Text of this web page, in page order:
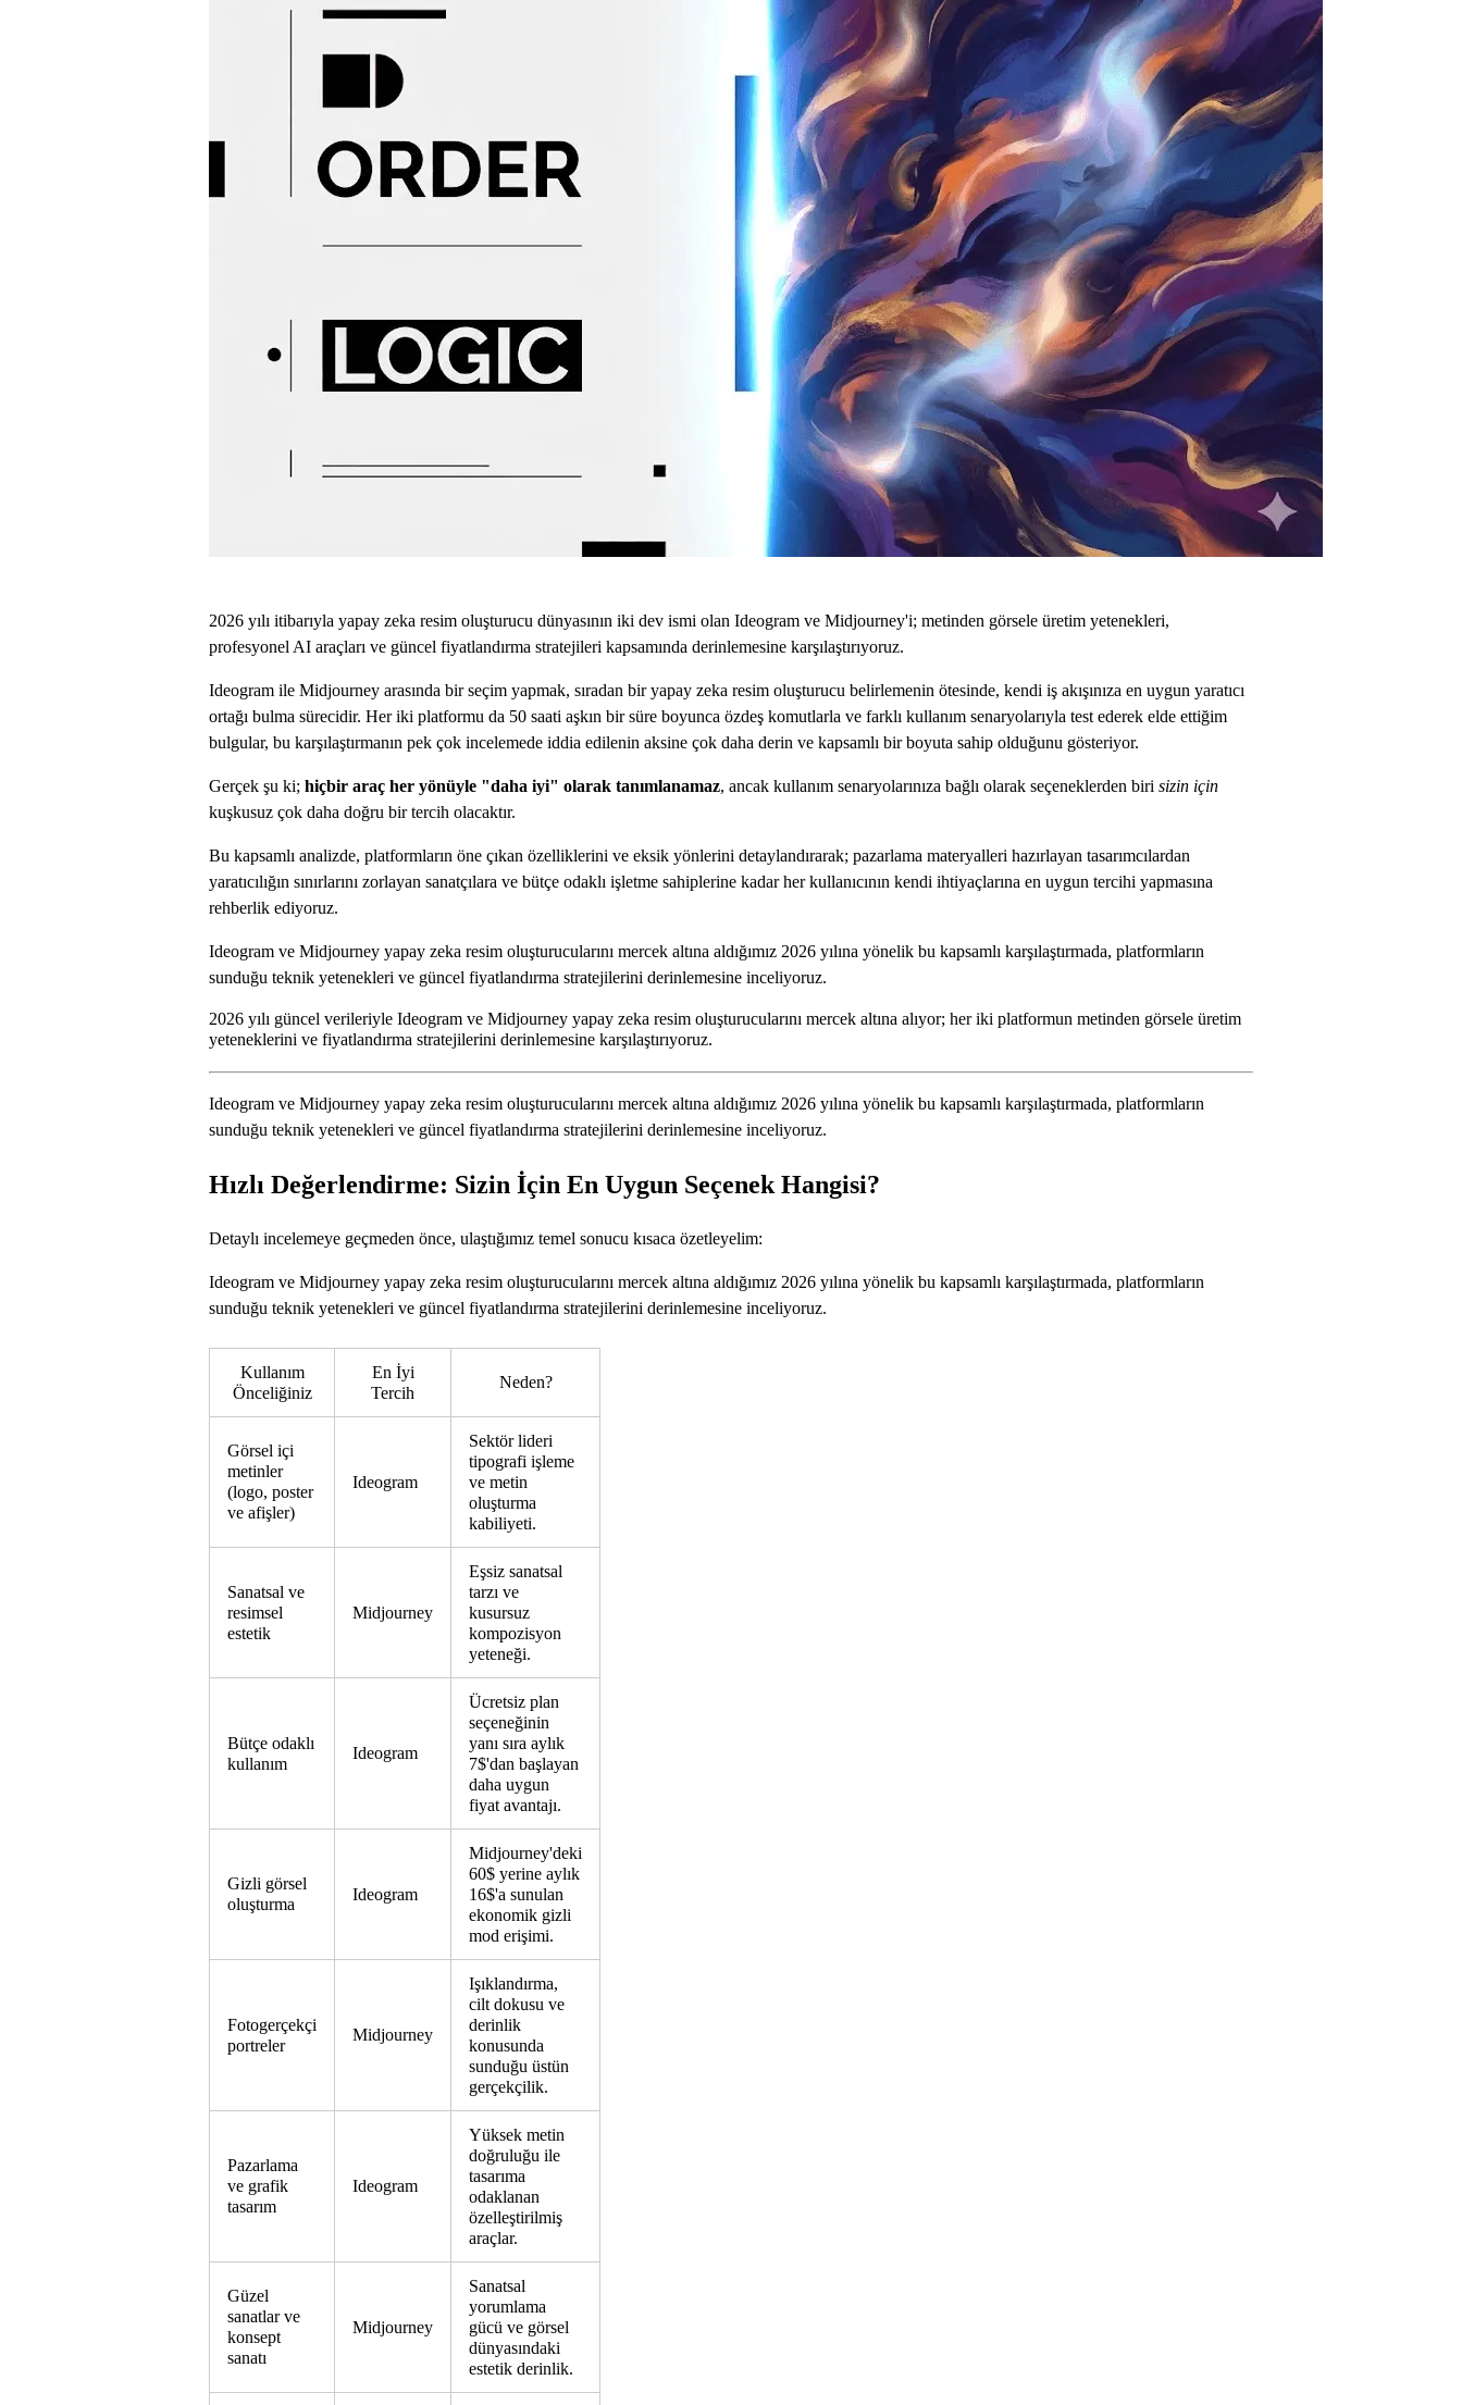
2026 yılı itibarıyla yapay zeka resim oluşturucu dünyasının iki dev ismi olan Ideogram ve Midjourney'i; metinden görsele üretim yetenekleri,
profesyonel AI araçları ve güncel fiyatlandırma stratejileri kapsamında derinlemesine karşılaştırıyoruz.
Ideogram ile Midjourney arasında bir seçim yapmak, sıradan bir yapay zeka resim oluşturucu belirlemenin ötesinde, kendi iş akışınıza en uygun yaratıcı
ortağı bulma sürecidir. Her iki platformu da 50 saati aşkın bir süre boyunca özdeş komutlarla ve farklı kullanım senaryolarıyla test ederek elde ettiğim
bulgular, bu karşılaştırmanın pek çok incelemede iddia edilenin aksine çok daha derin ve kapsamlı bir boyuta sahip olduğunu gösteriyor.
Gerçek şu ki; hiçbir araç her yönüyle "daha iyi" olarak tanımlanamaz, ancak kullanım senaryolarınıza bağlı olarak seçeneklerden biri sizin için
kuşkusuz çok daha doğru bir tercih olacaktır.
Bu kapsamlı analizde, platformların öne çıkan özelliklerini ve eksik yönlerini detaylandırarak; pazarlama materyalleri hazırlayan tasarımcılardan
yaratıcılığın sınırlarını zorlayan sanatçılara ve bütçe odaklı işletme sahiplerine kadar her kullanıcının kendi ihtiyaçlarına en uygun tercihi yapmasına
rehberlik ediyoruz.
Ideogram ve Midjourney yapay zeka resim oluşturucularını mercek altına aldığımız 2026 yılına yönelik bu kapsamlı karşılaştırmada, platformların
sunduğu teknik yetenekleri ve güncel fiyatlandırma stratejilerini derinlemesine inceliyoruz.
2026 yılı güncel verileriyle Ideogram ve Midjourney yapay zeka resim oluşturucularını mercek altına alıyor; her iki platformun metinden görsele üretim
yeteneklerini ve fiyatlandırma stratejilerini derinlemesine karşılaştırıyoruz.
Ideogram ve Midjourney yapay zeka resim oluşturucularını mercek altına aldığımız 2026 yılına yönelik bu kapsamlı karşılaştırmada, platformların
sunduğu teknik yetenekleri ve güncel fiyatlandırma stratejilerini derinlemesine inceliyoruz.
Hızlı Değerlendirme: Sizin İçin En Uygun Seçenek Hangisi?
Detaylı incelemeye geçmeden önce, ulaştığımız temel sonucu kısaca özetleyelim:
Ideogram ve Midjourney yapay zeka resim oluşturucularını mercek altına aldığımız 2026 yılına yönelik bu kapsamlı karşılaştırmada, platformların
sunduğu teknik yetenekleri ve güncel fiyatlandırma stratejilerini derinlemesine inceliyoruz.
Kullanım
Önceliğiniz
En İyi
Tercih
Neden?
Görsel içi
metinler
(logo, poster
ve afişler)
Ideogram
Sektör lideri
tipografi işleme
ve metin
oluşturma
kabiliyeti.
Sanatsal ve
resimsel
estetik
Midjourney
Eşsiz sanatsal
tarzı ve
kusursuz
kompozisyon
yeteneği.
Bütçe odaklı
kullanım
Ideogram
Ücretsiz plan
seçeneğinin
yanı sıra aylık
7$'dan başlayan
daha uygun
fiyat avantajı.
Gizli görsel
oluşturma
Ideogram
Midjourney'deki
60$ yerine aylık
16$'a sunulan
ekonomik gizli
mod erişimi.
Fotogerçekçi
portreler
Midjourney
Işıklandırma,
cilt dokusu ve
derinlik
konusunda
sunduğu üstün
gerçekçilik.
Pazarlama
ve grafik
tasarım
Ideogram
Yüksek metin
doğruluğu ile
tasarıma
odaklanan
özelleştirilmiş
araçlar.
Güzel
sanatlar ve
konsept
sanatı
Midjourney
Sanatsal
yorumlama
gücü ve görsel
dünyasındaki
estetik derinlik.